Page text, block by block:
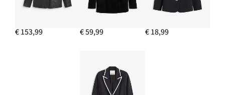
€ 153,99 € 59,99 € 18,99